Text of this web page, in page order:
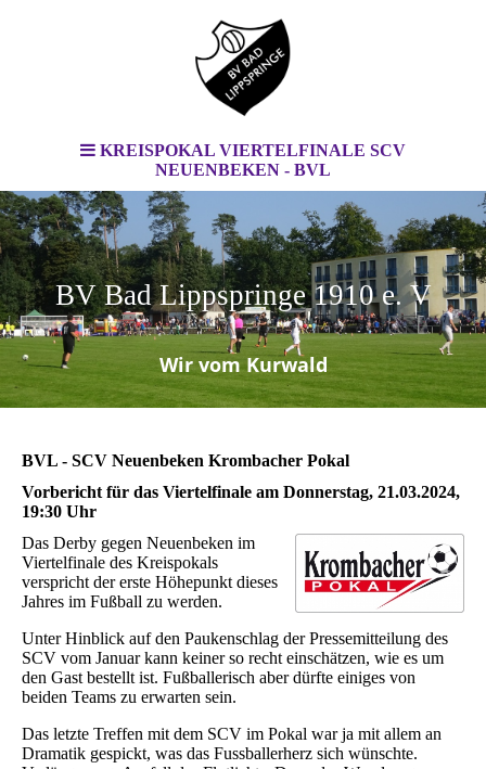
KREISPOKAL VIERTELFINALE SCV
NEUENBEKEN - BVL
BV Bad Lippspringe 1910 e. V
.
Wir vom Kurwald
BVL - SCV Neuenbeken Krombacher Pokal
Vorbericht für das Viertelfinale am Donnerstag, 21.03.2024,
19:30 Uhr
Das Derby gegen Neuenbeken im
Viertelfinale des Kreispokals
verspricht der erste Höhepunkt dieses
Jahres im Fußball zu werden.
Unter Hinblick auf den Paukenschlag der Pressemitteilung des
SCV vom Januar kann keiner so recht einschätzen, wie es um
den Gast bestellt ist. Fußballerisch aber dürfte einiges von
beiden Teams zu erwarten sein.
Das letzte Treffen mit dem SCV im Pokal war ja mit allem an
Dramatik gespickt, was das Fussballerherz sich wünschte.